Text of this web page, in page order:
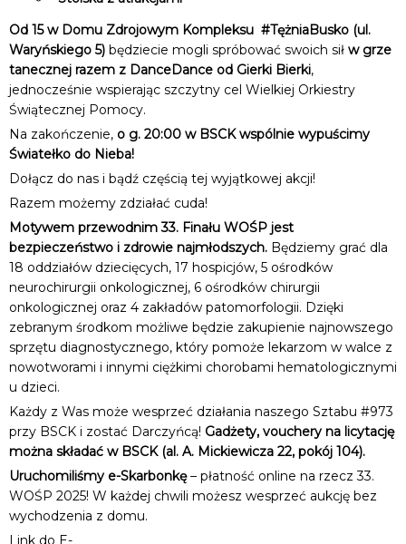
Od 15 w Domu Zdrojowym Kompleksu #TężniaBusko (ul.
Waryńskiego 5) będziecie mogli spróbować swoich sił w grze
tanecznej razem z DanceDance od Gierki Bierki,
jednocześnie wspierając szczytny cel Wielkiej Orkiestry
Świątecznej Pomocy.
Na zakończenie, o g. 20:00 w BSCK wspólnie wypuścimy
Światełko do Nieba!
Dołącz do nas i bądź częścią tej wyjątkowej akcji!
Razem możemy zdziałać cuda!
Motywem przewodnim 33. Finału WOŚP jest
bezpieczeństwo i zdrowie najmłodszych. Będziemy grać dla
18 oddziałów dziecięcych, 17 hospicjów, 5 ośrodków
neurochirurgii onkologicznej, 6 ośrodków chirurgii
onkologicznej oraz 4 zakładów patomorfologii. Dzięki
zebranym środkom możliwe będzie zakupienie najnowszego
sprzętu diagnostycznego, który pomoże lekarzom w walce z
nowotworami i innymi ciężkimi chorobami hematologicznymi
u dzieci.
Każdy z Was może wesprzeć działania naszego Sztabu #973
przy BSCK i zostać Darczyńcą! Gadżety, vouchery na licytację
można składać w BSCK (al. A. Mickiewicza 22, pokój 104).
Uruchomiliśmy e-Skarbonkę– płatność online na rzecz 33.
WOŚP 2025! W każdej chwili możesz wesprzeć aukcję bez
wychodzenia z domu.
Link do E-